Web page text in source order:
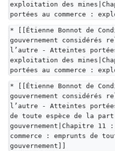
exploitation des
portées au commerce :
* [[Étienne Bonnot de
gouvernement considérés
l’autre - Atteintes
exploitation des
portées au commerce :
* [[Étienne Bonnot de
gouvernement considérés
l’autre - Atteintes portées
de toute espèce de la
gouvernement|Chapitre
commerce : emprunts de
gouvernement]]